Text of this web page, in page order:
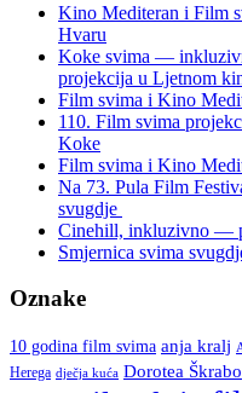
Festival
nagrađeni
inkluzivirani
filmovi”
Kino Mediteran i Film
Hvaru
Koke svima —
projekcija u Ljetnom
Film svima i Kino
110. Film svima
Koke
Film svima i Kino
Na 73. Pula Film
svugdje
Cinehill, inkluzivno —
Smjernica svima
Oznake
10 godina film svima anja kralj
Herega dječja kuća Dorotea Škrabo